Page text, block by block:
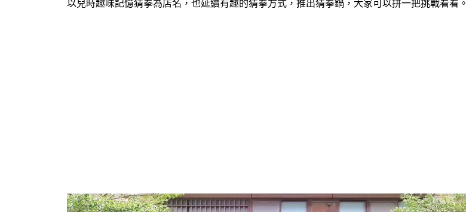
以兒時趣味記憶猜拳為店名，也延續有趣的猜拳方式，推出猜拳鍋，大家可以拼一把挑戰看看。